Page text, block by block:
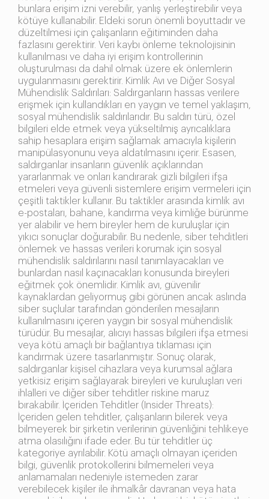
bunlara erişim izni verebilir, yanlış yerleştirebilir veya
kötüye kullanabilir. Eldeki sorun önemli boyuttadır ve
düzeltilmesi için çalışanların eğitiminden daha
fazlasını gerektirir. Veri kaybı önleme teknolojisinin
kullanılması ve daha iyi erişim kontrollerinin
oluşturulması da dahil olmak üzere ek önlemlerin
uygulanmasını gerektirir. Kimlik Avı ve Diğer Sosyal
Mühendislik Saldırıları: Saldırganların hassas verilere
erişmek için kullandıkları en yaygın ve temel yaklaşım,
sosyal mühendislik saldırılarıdır. Bu saldırı türü, özel
bilgileri elde etmek veya yükseltilmiş ayrıcalıklara
sahip hesaplara erişim sağlamak amacıyla kişilerin
manipülasyonunu veya aldatılmasını içerir. Esasen,
saldırganlar insanların güvenlik açıklarından
yararlanmak ve onları kandırarak gizli bilgileri ifşa
etmeleri veya güvenli sistemlere erişim vermeleri için
çeşitli taktikler kullanır. Bu taktikler arasında kimlik avı
e-postaları, bahane, kandırma veya kimliğe bürünme
yer alabilir ve hem bireyler hem de kuruluşlar için
yıkıcı sonuçlar doğurabilir. Bu nedenle, siber tehditleri
önlemek ve hassas verileri korumak için sosyal
mühendislik saldırılarını nasıl tanımlayacakları ve
bunlardan nasıl kaçınacakları konusunda bireyleri
eğitmek çok önemlidir. Kimlik avı, güvenilir
kaynaklardan geliyormuş gibi görünen ancak aslında
siber suçlular tarafından gönderilen mesajların
kullanılmasını içeren yaygın bir sosyal mühendislik
türüdür. Bu mesajlar, alıcıyı hassas bilgileri ifşa etmesi
veya kötü amaçlı bir bağlantıya tıklaması için
kandırmak üzere tasarlanmıştır. Sonuç olarak,
saldırganlar kişisel cihazlara veya kurumsal ağlara
yetkisiz erişim sağlayarak bireyleri ve kuruluşları veri
ihlalleri ve diğer siber tehditler riskine maruz
bırakabilir. İçeriden Tehditler (Insider Threats):
İçeriden gelen tehditler, çalışanların bilerek veya
bilmeyerek bir şirketin verilerinin güvenliğini tehlikeye
atma olasılığını ifade eder. Bu tür tehditler üç
kategoriye ayrılabilir. Kötü amaçlı olmayan içeriden
bilgi, güvenlik protokollerini bilmemeleri veya
anlamamaları nedeniyle istemeden zarar
verebilecek kişiler ile ihmalkâr davranan veya hata